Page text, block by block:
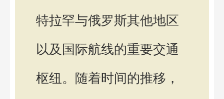
特拉罕与俄罗斯其他地区
以及国际航线的重要交通
枢纽。随着时间的推移，